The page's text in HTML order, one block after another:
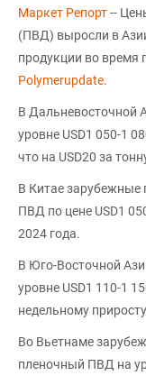
Маркет Репорт--
(ПВД) выросли в
продукции во время
Polymerupdate.
В Дальневосточной
уровне USD1 050-1
что на USD20 за
В Китае зарубежные
ПВД по цене USD1
2024 года.
В Юго-Восточной
уровне USD1 110-1
недельному
Во Вьетнаме
пленочный ПВД на